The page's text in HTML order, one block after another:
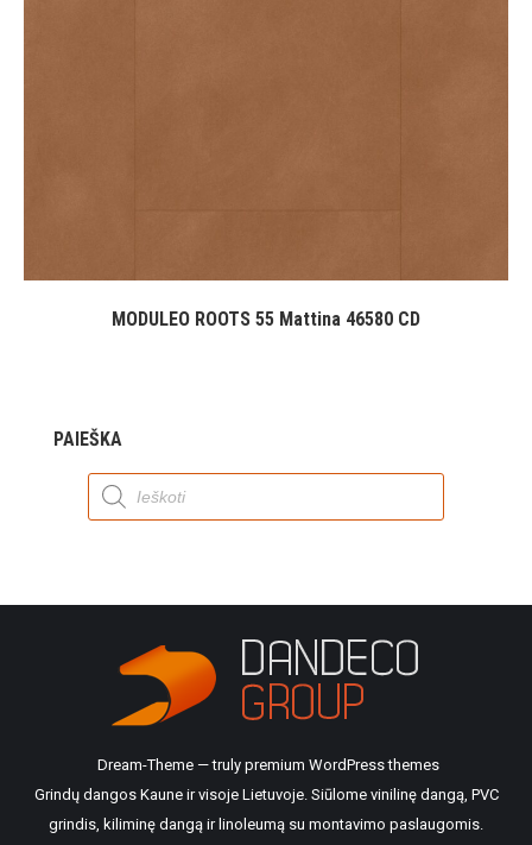
MODULEO ROOTS 55 Mattina 46580 CD
PAIEŠKA
Products
search
Dream-Theme — truly premium WordPress themes
Grindų dangos Kaune ir visoje Lietuvoje. Siūlome vinilinę dangą, PVC
grindis, kiliminę dangą ir linoleumą su montavimo paslaugomis.